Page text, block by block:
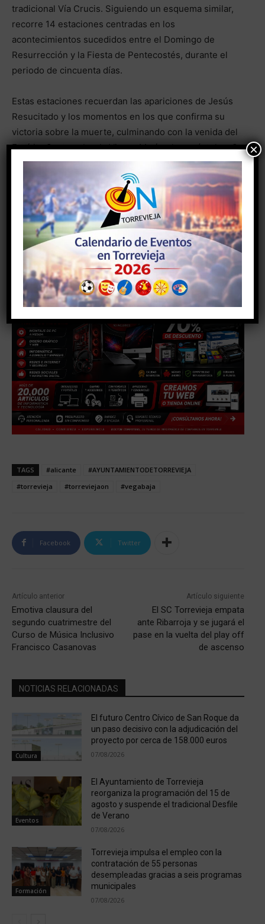
tradicional Vía Crucis. Siguiendo un esquema similar,
recorre 14 estaciones centradas en los
acontecimientos sucedidos entre el Domingo de
Resurrección y la Fiesta de Pentecostés, durante el
periodo de cincuenta días.
Estas estaciones recuerdan las apariciones de Jesús
Resucitado y los momentos en los que confirma su
victoria sobre la muerte, culminando con la venida del
Espíritu Santo sobre la Virgen María y los apóstoles. Se
trata de una oración marcada por la alegría y la
esperanza, que proclama el mensaje de la
Resurrección y la promesa de la vida eterna.
TAGS #alicante
#AYUNTAMIENTODETORREVIEJA
#torrevieja
#torreviejaon #vegabaja
Facebook Twitter
Artículo anterior
Emotiva clausura del
segundo cuatrimestre del
Curso de Música Inclusivo
Francisco Casanovas
Artículo siguiente
El SC Torrevieja empata
ante Ribarroja y se jugará el
pase en la vuelta del play off
de ascenso
NOTICIAS RELACIONADAS
Cultura
El futuro Centro Cívico de San Roque da
un paso decisivo con la adjudicación del
proyecto por cerca de 158.000 euros
07/08/2026
Eventos
El Ayuntamiento de Torrevieja
reorganiza la programación del 15 de
agosto y suspende el tradicional Desfile
de Verano
07/08/2026
Formación
Torrevieja impulsa el empleo con la
contratación de 55 personas
desempleadas gracias a seis programas
municipales
07/08/2026
×